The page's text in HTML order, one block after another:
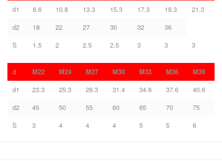
d1
8.6 10.8 13.3 15.3 17.3 19.3
21.3
d2
18 22 27 30 32
36
S
1.5 2 2.5 2.5 3 3 3
d M22 M24 M27 M30 M33 M36
M39
d1
23.3 25.3 28.3 31.4 34.6 37.6
40.6
d2
45 50 55 60 65 70
75
S
3 4 4 4 5 5 6